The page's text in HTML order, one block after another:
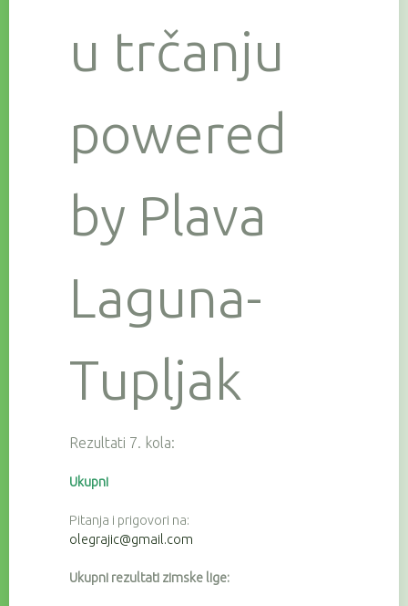
u trčanju
powered
by Plava
Laguna-
Tupljak
Rezultati 7. kola:
Ukupni
Pitanja i prigovori na:
olegrajic@gmail.com
Ukupni rezultati zimske lige: